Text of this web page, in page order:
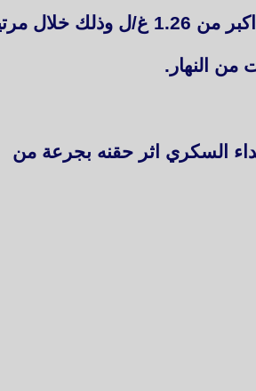
مرتين.
السكري اثر حقنه بجرعة من